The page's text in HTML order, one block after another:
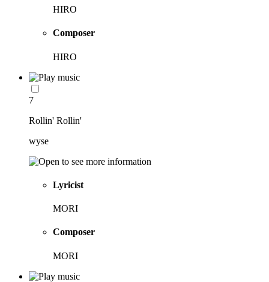
HIRO
Composer
HIRO
7
Rollin' Rollin'
wyse
Lyricist
MORI
Composer
MORI